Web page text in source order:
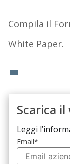
Compila il
White Paper.
Scarica
Leggi l’
Email*